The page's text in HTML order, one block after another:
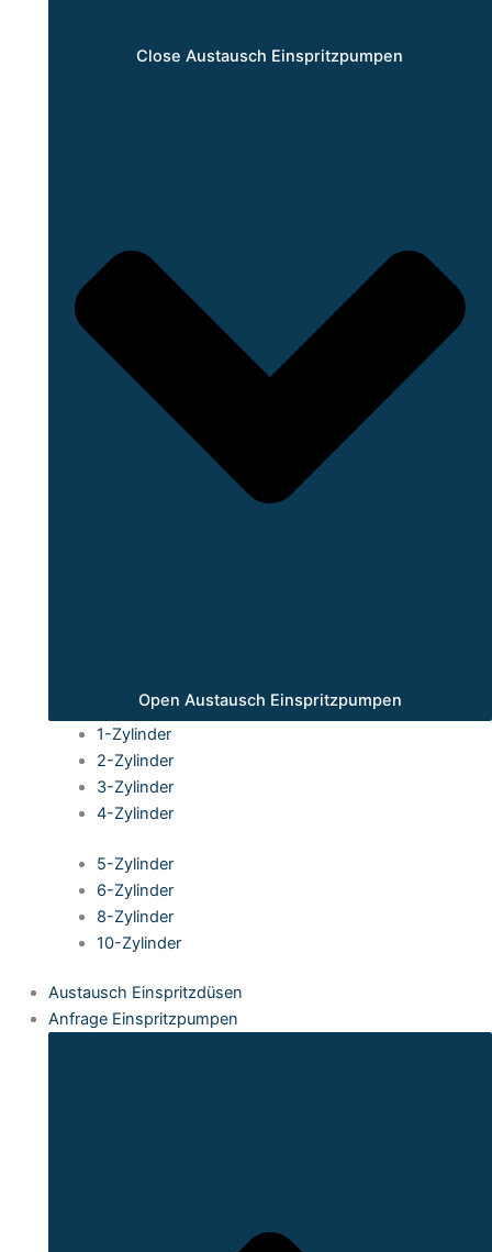
Close Austausch Einspritzpumpen
Open Austausch Einspritzpumpen
1-Zylinder
2-Zylinder
3-Zylinder
4-Zylinder
5-Zylinder
6-Zylinder
8-Zylinder
10-Zylinder
Austausch Einspritzdüsen
Anfrage Einspritzpumpen